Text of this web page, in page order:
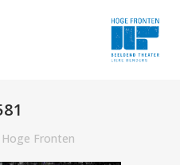
Hoge Fronten